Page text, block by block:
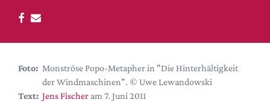
DdB-map
Premierensuche
Festival-Planer
Foto: Monströse Popo-Metapher in "Die Hinterhältigkeit
der Windmaschinen". © Uwe Lewandowski
Text: Jens Fischer am 7. Juni 2011